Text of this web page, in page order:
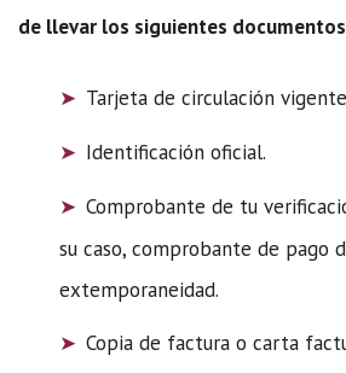
de llevar los siguientes
Tarjeta de circulación
Identificación oficial.
Comprobante de tu
su caso, comprobante de pago
extemporaneidad.
Copia de factura o carta